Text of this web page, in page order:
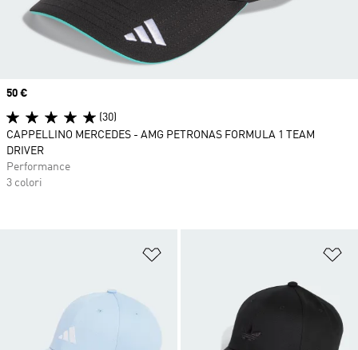
Aggiungi alla lista dei desideri
Price
50 €
(30)
CAPPELLINO MERCEDES - AMG PETRONAS FORMULA 1 TEAM
DRIVER
Performance
3 colori